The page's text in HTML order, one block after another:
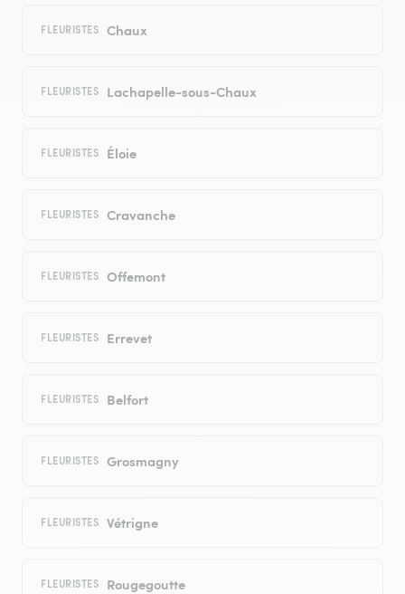
FLEURISTES Chaux
FLEURISTES Lachapelle-sous-Chaux
FLEURISTES Éloie
FLEURISTES Cravanche
FLEURISTES Offemont
FLEURISTES Errevet
FLEURISTES Belfort
FLEURISTES Grosmagny
FLEURISTES Vétrigne
FLEURISTES Rougegoutte